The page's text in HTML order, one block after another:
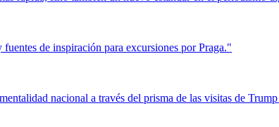
de inspiración para excursiones por Praga."
nacional a través del prisma de las visitas de